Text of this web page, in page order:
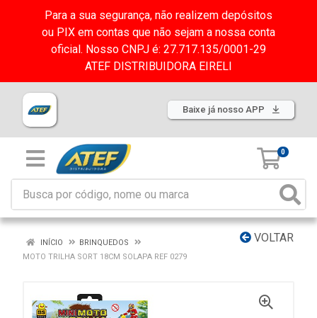
Para a sua segurança, não realizem depósitos
ou PIX em contas que não sejam a nossa conta
oficial. Nosso CNPJ é: 27.717.135/0001-29
ATEF DISTRIBUIDORA EIRELI
Baixe já nosso APP
0
VOLTAR
INÍCIO
BRINQUEDOS
MOTO TRILHA SORT 18CM SOLAPA REF 0279